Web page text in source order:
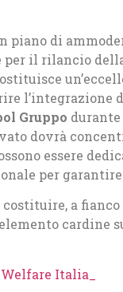
piano di
per il rilancio
Gruppo
dovrà
essere
per garantire
a
cardine
Italia_